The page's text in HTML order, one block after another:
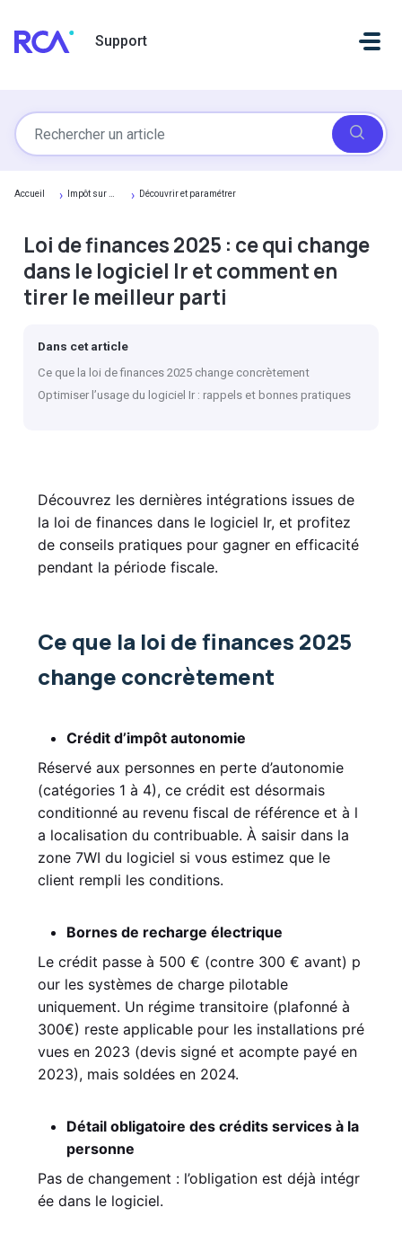
Support
Accueil Découvrir et paramétrer
Loi de finances 2025 : ce qui change
dans le logiciel Ir et comment en
tirer le meilleur parti
Dans cet article
Ce que la loi de finances 2025 change concrètement
Optimiser l’usage du logiciel Ir : rappels et bonnes pratiques
Découvrez les dernières intégrations issues de
la loi de finances dans le logiciel Ir, et profitez
de conseils pratiques pour gagner en efficacité
pendant la période fiscale.
Ce que la loi de finances 2025
change concrètement
Crédit d’impôt autonomie
Réservé aux personnes en perte d’autonomie
(catégories 1 à 4), ce crédit est désormais
conditionné au revenu fiscal de référence et à l
a localisation du contribuable. À saisir dans la
zone 7WI du logiciel si vous estimez que le
client rempli les conditions.
Bornes de recharge électrique
Le crédit passe à 500 € (contre 300 € avant) p
our les systèmes de charge pilotable
uniquement. Un régime transitoire (plafonné à
300€) reste applicable pour les installations pré
vues en 2023 (devis signé et acompte payé en
2023), mais soldées en 2024.
Détail obligatoire des crédits services à la
personne
Pas de changement : l’obligation est déjà intégr
ée dans le logiciel.